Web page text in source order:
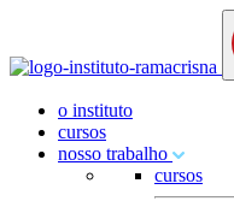
o instituto
cursos
nosso trabalho
cursos